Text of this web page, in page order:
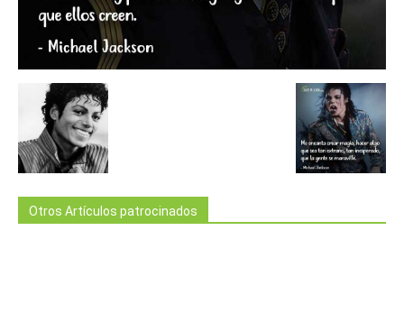
Otros Artículos patrocinados